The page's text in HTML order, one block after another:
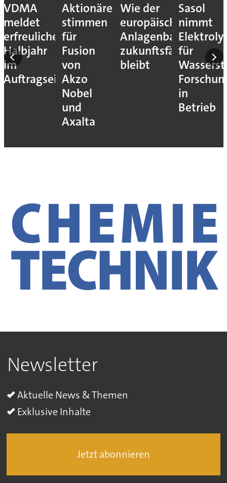
VDMA
meldet
erfreuliches
Halbjahr
im
Auftragseingang
Aktionäre
stimmen
für
Fusion
von
Akzo
Nobel
und
Axalta
Wie der
europäische
Anlagenbau
zukunftsfähig
bleibt
Sasol
nimmt
für
in
Betrieb
Newsletter
Aktuelle News & Themen
Exklusive Inhalte
Jetzt abonnieren